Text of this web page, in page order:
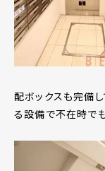
配ボックスも完備
る設備で不在時で